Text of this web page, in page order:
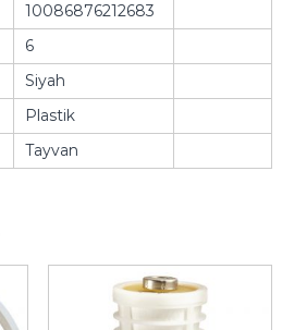
10086876212683
6
Siyah
Plastik
Tayvan